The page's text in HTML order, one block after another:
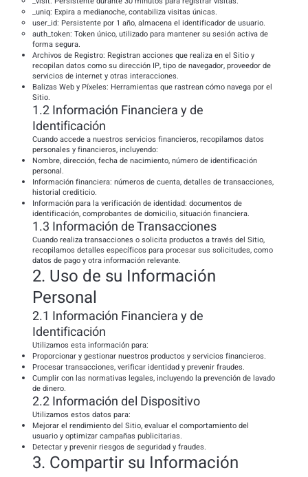
_uniq: Expira a medianoche, contabiliza visitas únicas.
user_id: Persistente por 1 año, almacena el identificador de usuario.
auth_token: Token único, utilizado para mantener su sesión activa de
forma segura.
Archivos de Registro: Registran acciones que realiza en el Sitio y
recopilan datos como su dirección IP, tipo de navegador, proveedor de
servicios de internet y otras interacciones.
Balizas Web y Píxeles: Herramientas que rastrean cómo navega por el
Sitio.
1.2 Información Financiera y de
Identificación
Cuando accede a nuestros servicios financieros, recopilamos datos
personales y financieros, incluyendo:
Nombre, dirección, fecha de nacimiento, número de identificación
personal.
Información financiera: números de cuenta, detalles de transacciones,
historial crediticio.
Información para la verificación de identidad: documentos de
identificación, comprobantes de domicilio, situación financiera.
1.3 Información de Transacciones
Cuando realiza transacciones o solicita productos a través del Sitio,
recopilamos detalles específicos para procesar sus solicitudes, como
datos de pago y otra información relevante.
2. Uso de su Información
Personal
2.1 Información Financiera y de
Identificación
Utilizamos esta información para:
Proporcionar y gestionar nuestros productos y servicios financieros.
Procesar transacciones, verificar identidad y prevenir fraudes.
Cumplir con las normativas legales, incluyendo la prevención de lavado
de dinero.
2.2 Información del Dispositivo
Utilizamos estos datos para:
Mejorar el rendimiento del Sitio, evaluar el comportamiento del
usuario y optimizar campañas publicitarias.
Detectar y prevenir riesgos de seguridad y fraudes.
3. Compartir su Información